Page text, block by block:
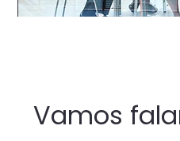
Vamos